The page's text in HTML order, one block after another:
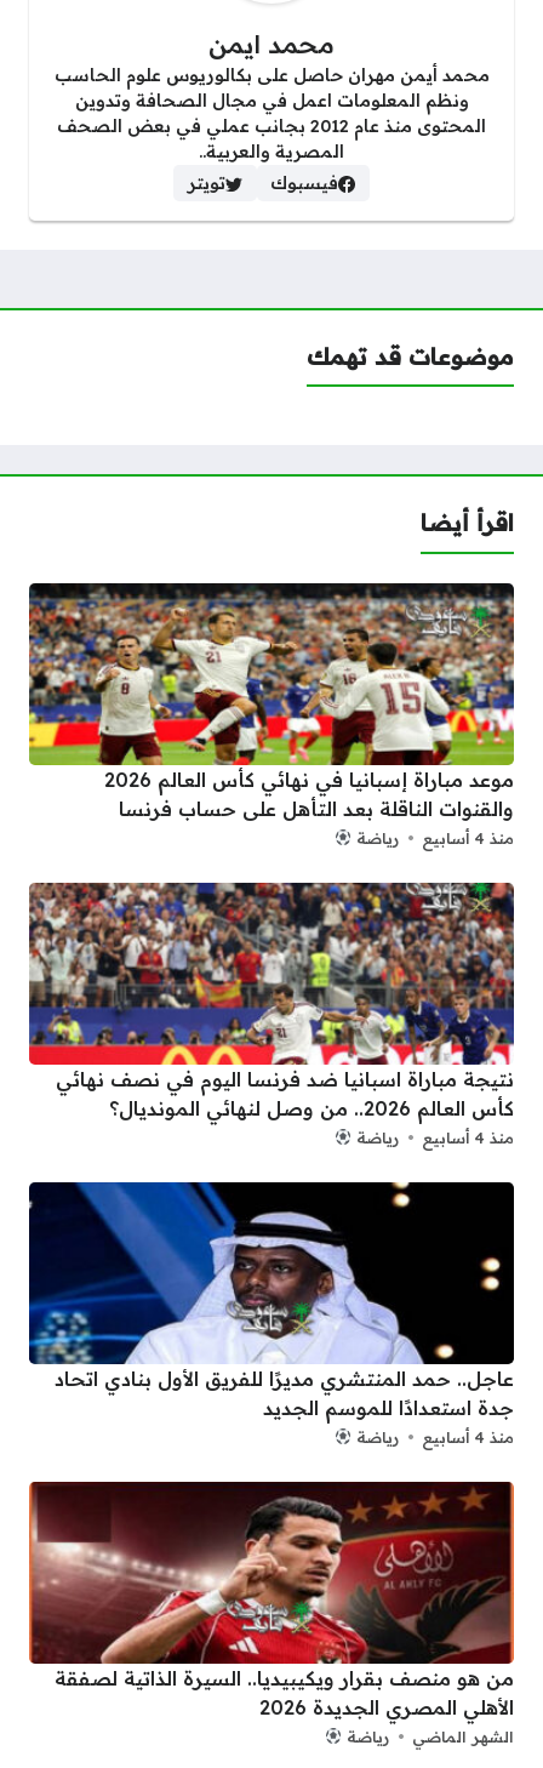
محمد ايمن
محمد أيمن مهران حاصل على بكالوريوس علوم الحاسب
ونظم المعلومات اعمل في مجال الصحافة وتدوين
المحتوى منذ عام 2012 بجانب عملي في بعض الصحف
المصرية والعربية..
فيسبوك
تويتر
موضوعات قد تهمك
اقرأ أيضا
موعد مباراة إسبانيا في نهائي كأس العالم 2026
والقنوات الناقلة بعد التأهل على حساب فرنسا
منذ 4 أسابيع رياضة
نتيجة مباراة اسبانيا ضد فرنسا اليوم في نصف نهائي
كأس العالم 2026.. من وصل لنهائي المونديال؟
منذ 4 أسابيع رياضة
عاجل.. حمد المنتشري مديرًا للفريق الأول بنادي اتحاد
جدة استعدادًا للموسم الجديد
منذ 4 أسابيع رياضة
من هو منصف بقرار ويكيبيديا.. السيرة الذاتية لصفقة
الأهلي المصري الجديدة 2026
الشهر الماضي رياضة